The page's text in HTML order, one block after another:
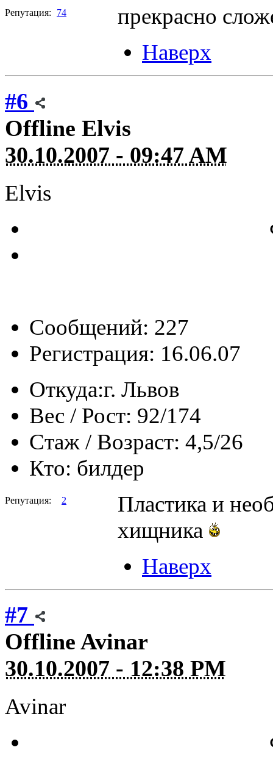
Репутация: 74
прекрасно
Наверх
#6
Offline Elvis
30.10.2007 - 09:47 AM
Elvis
Сообщений: 227
Регистрация: 16.06.07
Откуда:г. Львов
Вес / Рост: 92/174
Стаж / Возраст: 4,5/26
Кто: билдер
Репутация: 2
Пластика и
хищника
Наверх
#7
Offline Avinar
30.10.2007 - 12:38 PM
Avinar